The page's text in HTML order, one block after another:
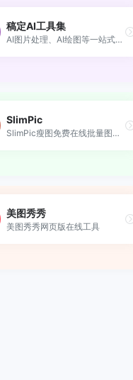
稿定AI工具集
AI图片处理、AI绘图等一站式A...
SlimPic
SlimPic瘦图免费在线批量图片...
美图秀秀
美图秀秀网页版在线工具